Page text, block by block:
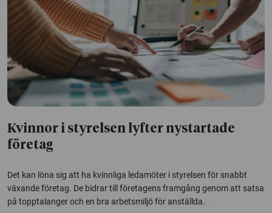
Kvinnor i styrelsen lyfter nystartade
företag
Det kan löna sig att ha kvinnliga ledamöter i styrelsen för snabbt
växande företag. De bidrar till företagens framgång genom att satsa
på topptalanger och en bra arbetsmiljö för anställda.